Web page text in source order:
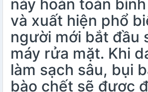
này hoàn toàn
và xuất hiện phổ
người mới bắt đầu
máy rửa mặt. Khi
làm sạch sâu, bụi
bào chết sẽ được